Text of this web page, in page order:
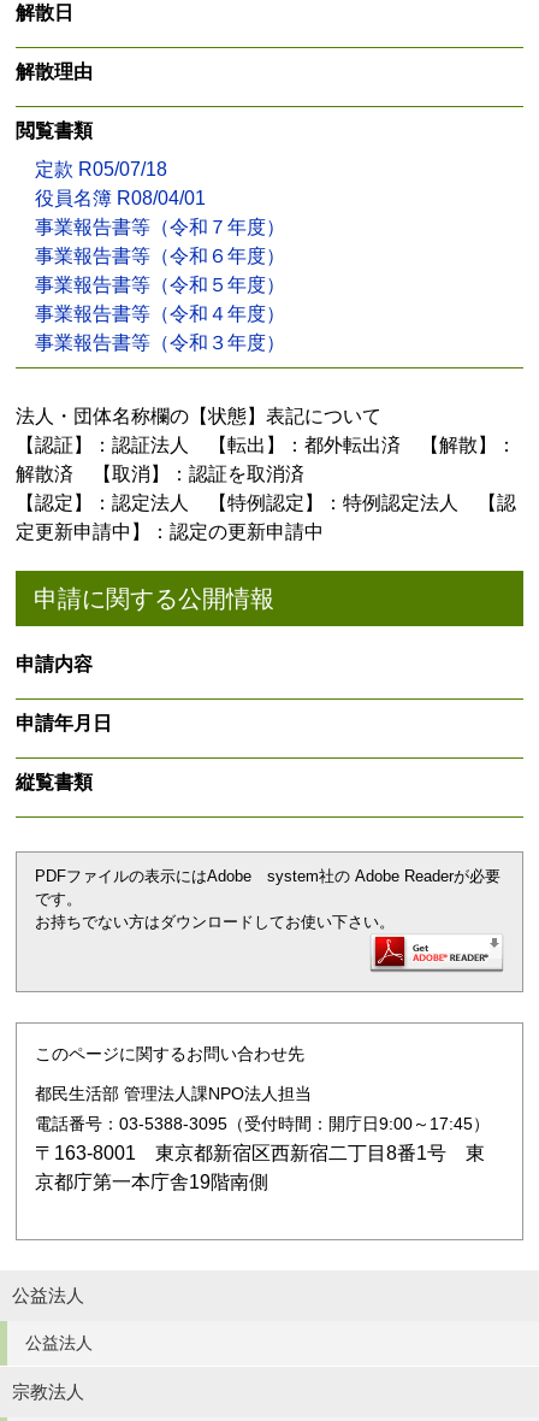
解散日
解散理由
閲覧書類
定款 R05/07/18
役員名簿 R08/04/01
事業報告書等（令和７年度）
事業報告書等（令和６年度）
事業報告書等（令和５年度）
事業報告書等（令和４年度）
事業報告書等（令和３年度）
法人・団体名称欄の【状態】表記について
【認証】：認証法人 【転出】：都外転出済 【解散】：
解散済 【取消】：認証を取消済
【認定】：認定法人 【特例認定】：特例認定法人 【認
定更新申請中】：認定の更新申請中
申請に関する公開情報
申請内容
申請年月日
縦覧書類
PDFファイルの表示にはAdobe system社の Adobe Readerが必要
です。
お持ちでない方はダウンロードしてお使い下さい。
このページに関するお問い合わせ先
都民生活部 管理法人課NPO法人担当
電話番号：03-5388-3095（受付時間：開庁日9:00～17:45）
〒163-8001 東京都新宿区西新宿二丁目8番1号 東
京都庁第一本庁舎19階南側
公益法人
公益法人
宗教法人